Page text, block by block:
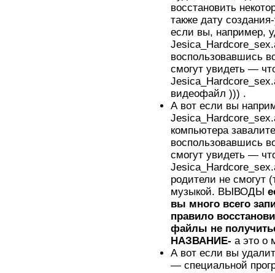
восстановить
также дату
если вы, например,
воспользовавшись
смогут увидеть —
видеофайл ))) .
А вот если вы
компьютера
воспользовавшись
смогут увидеть —
родители не смогут
музыкой. ВЫВОДЫ
вы много всего
правило
файлы не
НАЗВАНИЕ- а это о
А вот если вы
— специальной